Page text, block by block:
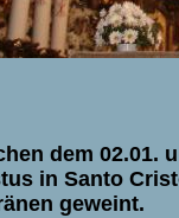
dem 02.01.
in Santo
geweint.